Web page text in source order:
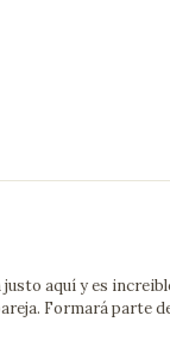
aquí y es
Formará parte